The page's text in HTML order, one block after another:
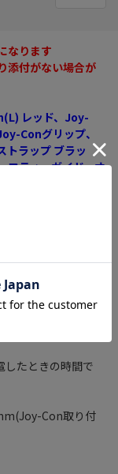
なります
添付がない場合が
レッド、Joy-
Conグリップ、
ラップ ブラッ
フティーガイド、オ
ャリングケース
※Nintendo Switch
イク端子
ーカードx1
たときの時間で
Con取り付